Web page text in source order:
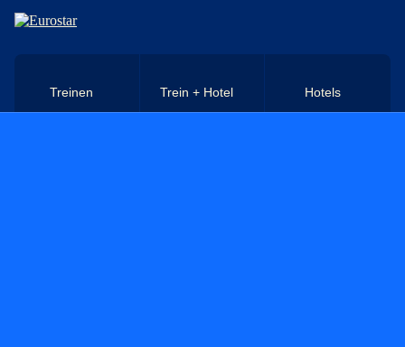
Naar hoofdinhoud
Treinen Trein + Hotel Hotels